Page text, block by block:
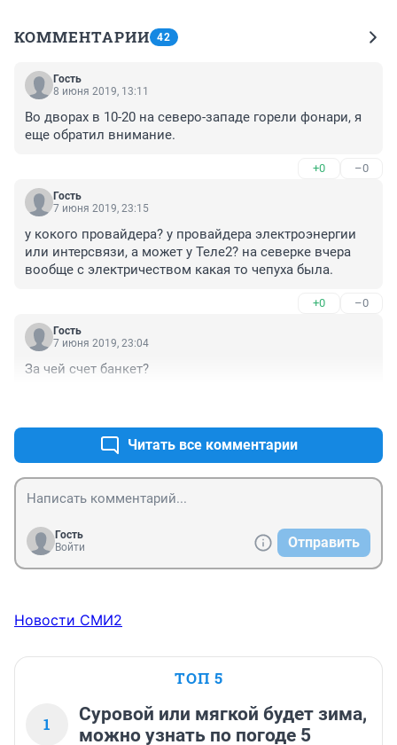
КОММЕНТАРИИ 42
Гость
8 июня 2019, 13:11
Во дворах в 10-20 на северо-западе горели фонари, я
еще обратил внимание.
+0 –0
Гость
7 июня 2019, 23:15
у кокого провайдера? у провайдера электроэнергии
или интерсвязи, а может у Теле2? на северке вчера
вообще с электричеством какая то чепуха была.
+0 –0
Гость
7 июня 2019, 23:04
За чей счет банкет?
Читать все комментарии
Гость
Войти
Отправить
Новости СМИ2
ТОП 5
1
Суровой или мягкой будет зима,
можно узнать по погоде 5